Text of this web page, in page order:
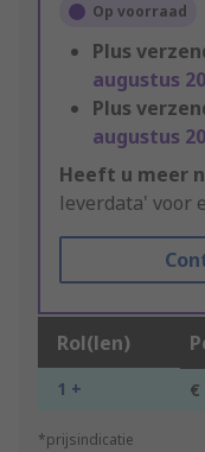
Op voorraad
Plus
augustus
Plus
augustus
Heeft u meer
leverdata' voor
Rol(len)
1 + €
*prijsindicatie